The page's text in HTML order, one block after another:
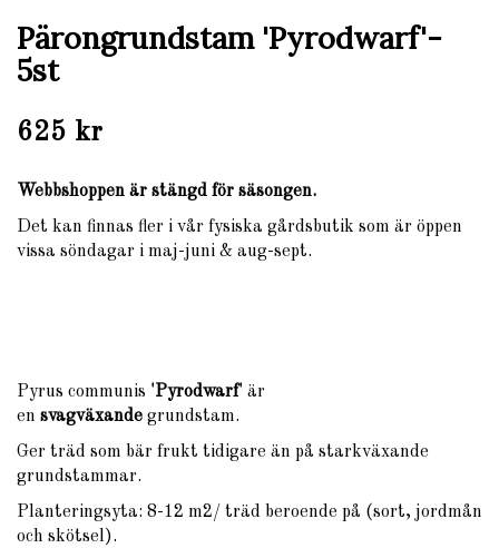
Pärongrundstam 'Pyrodwarf'-
5st
625 kr
Webbshoppen är stängd för säsongen.
Det kan finnas fler i vår fysiska gårdsbutik som är öppen
vissa söndagar i maj-juni & aug-sept.
Pyrus communis 'Pyrodwarf' är
en svagväxande grundstam.
Ger träd som bär frukt tidigare än på starkväxande
grundstammar.
Planteringsyta: 8-12 m2/ träd beroende på (sort, jordmån
och skötsel).